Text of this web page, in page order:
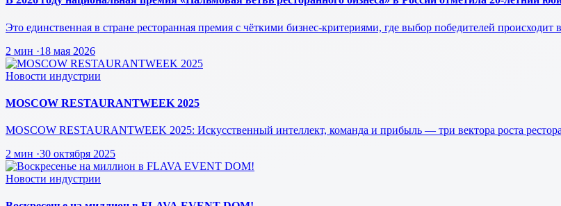
Это единственная в стране ресторанная премия с чёткими бизнес-критериями, где выбор победителей
2 мин ·18 мая 2026
Новости индустрии
MOSCOW RESTAURANTWEEK 2025
MOSCOW RESTAURANTWEEK 2025: Искусственный интеллект, команда и прибыль — три вектора роста
2 мин ·30 октября 2025
Новости индустрии